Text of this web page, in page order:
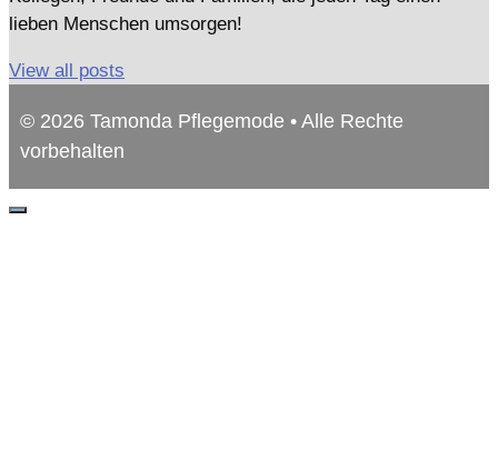
lieben Menschen umsorgen!
View all posts
© 2026 Tamonda Pflegemode • Alle Rechte
vorbehalten
Schließen